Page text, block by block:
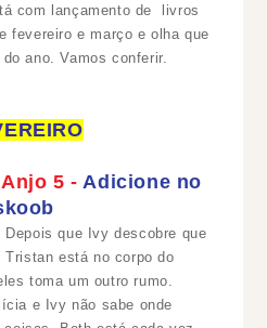
com lançamento de livros
fevereiro e março e olha que
ano. Vamos conferir.
5 - Adicione no
Depois que Ivy descobre que
Tristan está no corpo do
toma um outro rumo.
e Ivy não sabe onde